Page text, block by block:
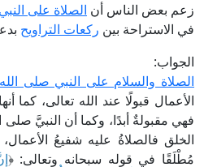
زعم بعض الناس أن الصلاة على
في الاستراحة بين ركعات التراويح
الجواب:
الصلاة والسلام على النبي صلى
الأعمال قبولًا عند الله تعالى، كما
فهي مقبولةٌ أبدًا، وكما أن النبيَّ
الخلق فالصلاةُ عليه شفيعُ
مُطْلَقًا في قوله سبحانه وتعالى: ﴿